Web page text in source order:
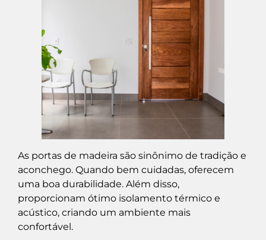
As portas de madeira são sinônimo de tradição e
aconchego. Quando bem cuidadas, oferecem
uma boa durabilidade. Além disso,
proporcionam ótimo isolamento térmico e
acústico, criando um ambiente mais
confortável.